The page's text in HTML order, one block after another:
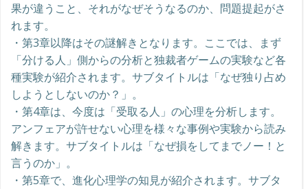
果が違うこと、それがなぜそうなるのか、問題提起がさ
れます。
・第3章以降はその謎解きとなります。ここでは、まず
「分ける人」側からの分析と独裁者ゲームの実験など各
種実験が紹介されます。サブタイトルは「なぜ独り占め
しようとしないのか？」。
・第4章は、今度は「受取る人」の心理を分析します。
アンフェアが許せない心理を様々な事例や実験から読み
解きます。サブタイトルは「なぜ損をしてまでノー！と
言うのか」。
・第5章で、進化心理学の知見が紹介されます。サブタ